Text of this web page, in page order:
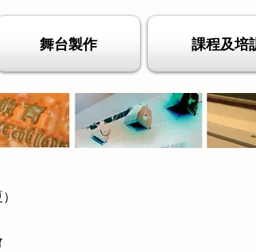
舞台製作 課程及培